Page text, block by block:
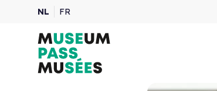
NL FR